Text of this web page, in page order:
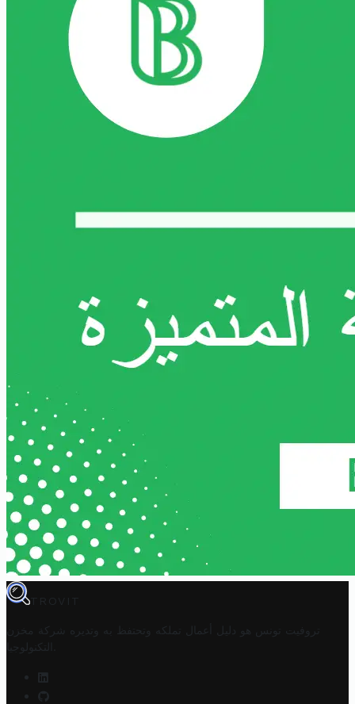
TROVIT
تروفيت تونس هو دليل أعمال تملكه وتحتفظ به وتديره
شركة مخزن
التكنولوجيا